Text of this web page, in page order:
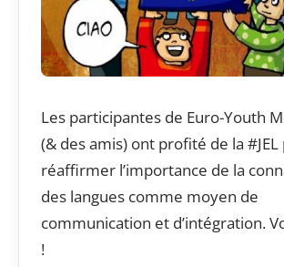
Les participantes de Euro-Youth
(& des amis) ont profité de la
réaffirmer l’importance de la
des langues comme moyen de
communication et d’intégration.
!